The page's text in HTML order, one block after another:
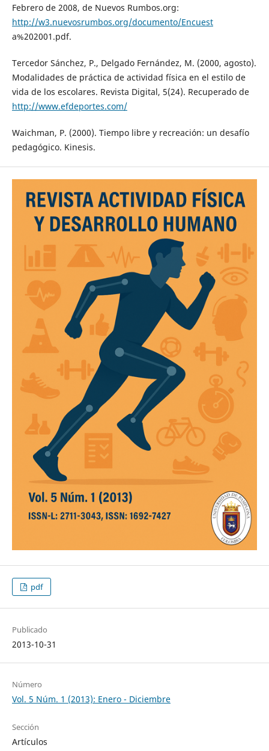
Febrero de 2008, de Nuevos Rumbos.org:
http://w3.nuevosrumbos.org/documento/Encuest
a%202001.pdf.
Tercedor Sánchez, P., Delgado Fernández, M. (2000, agosto).
Modalidades de práctica de actividad física en el estilo de
vida de los escolares. Revista Digital, 5(24). Recuperado de
http://www.efdeportes.com/
Waichman, P. (2000). Tiempo libre y recreación: un desafío
pedagógico. Kinesis.
pdf
Publicado
2013-10-31
Número
Vol. 5 Núm. 1 (2013): Enero - Diciembre
Sección
Artículos